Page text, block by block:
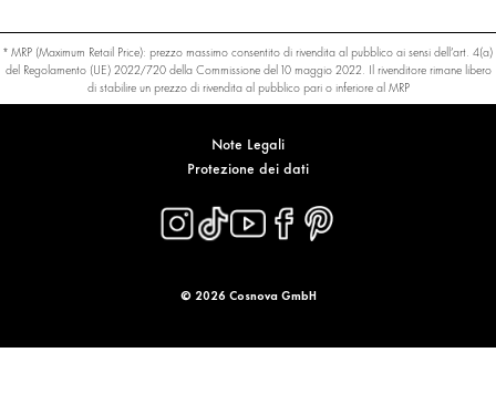
* MRP (Maximum Retail Price): prezzo massimo consentito di rivendita al pubblico ai sensi dell’art. 4(a)
del Regolamento (UE) 2022/720 della Commissione del 10 maggio 2022. Il rivenditore rimane libero
di stabilire un prezzo di rivendita al pubblico pari o inferiore al MRP
Note Legali
Protezione dei dati
© 2026 Cosnova GmbH